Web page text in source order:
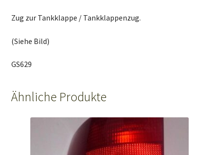
Zug zur Tankklappe / Tankklappenzug.
(Siehe Bild)
GS629
Ähnliche Produkte